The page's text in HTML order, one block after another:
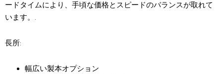
ードタイムにより、手頃な価格とスピードのバランスが取れて
います。.
長所:
幅広い製本オプション